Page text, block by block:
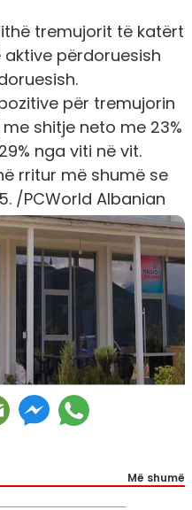
tremujorit të katërt
përdoruesish
për tremujorin
shitje neto me 23%
nga viti në vit.
rritur më shumë se
/PCWorld Albanian
Më shumë